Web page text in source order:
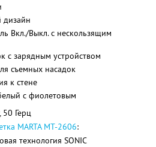
дизайн
Вкл./Выкл. с нескользящим
с зарядным устройством
съемных насадок
к стене
с фиолетовым
50 Герц
MARTA MT-2606:
технология SONIC